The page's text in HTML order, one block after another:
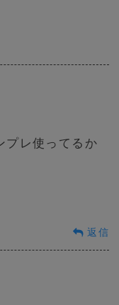
プレ使ってるか
返信